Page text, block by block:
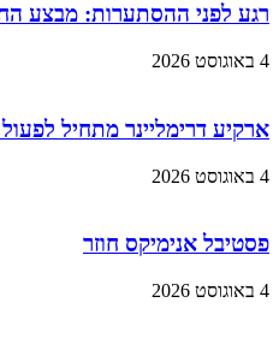
רגע לפני ההסתערות: מבצע
4 באוגוסט 2026
ארקיע דרימליינר מתחיל
4 באוגוסט 2026
פסטיבל אנימיקס חוזר
4 באוגוסט 2026